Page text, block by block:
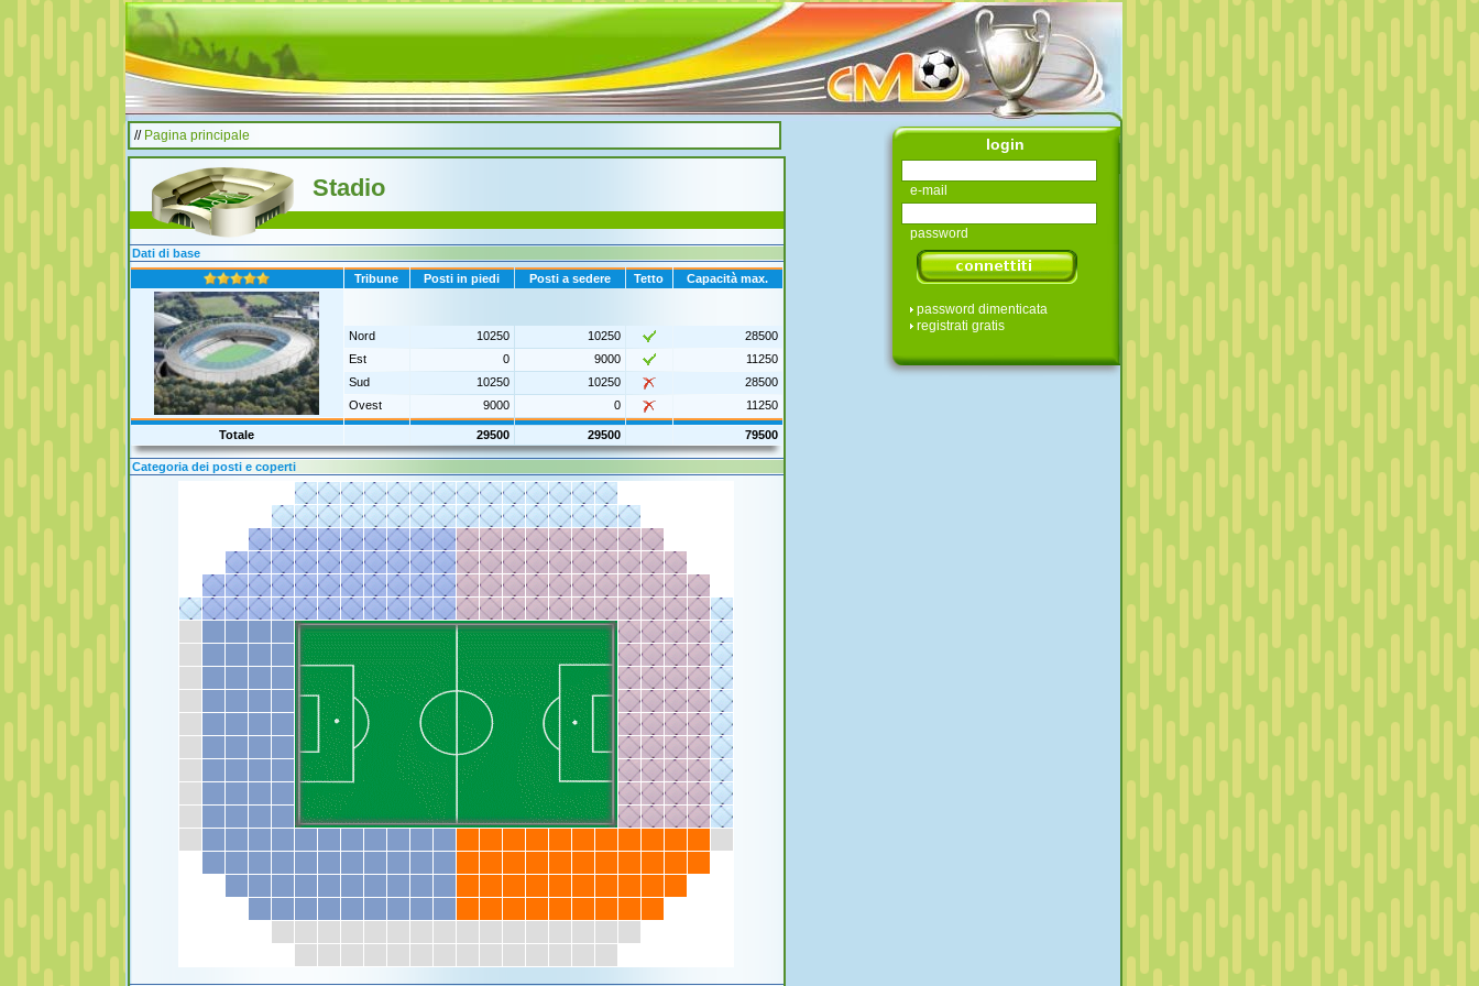
// Pagina principale
Stadio
Dati di base
Tribune
Posti in piedi Posti a sedere Tetto Capacità max.
Nord 10250 10250
28500
Est
0 9000
11250
Sud
10250 10250
28500
Ovest
9000 0 11250
Totale 29500 29500 79500
Categoria dei posti e coperti
login
e-mail
password
password dimenticata
registrati gratis